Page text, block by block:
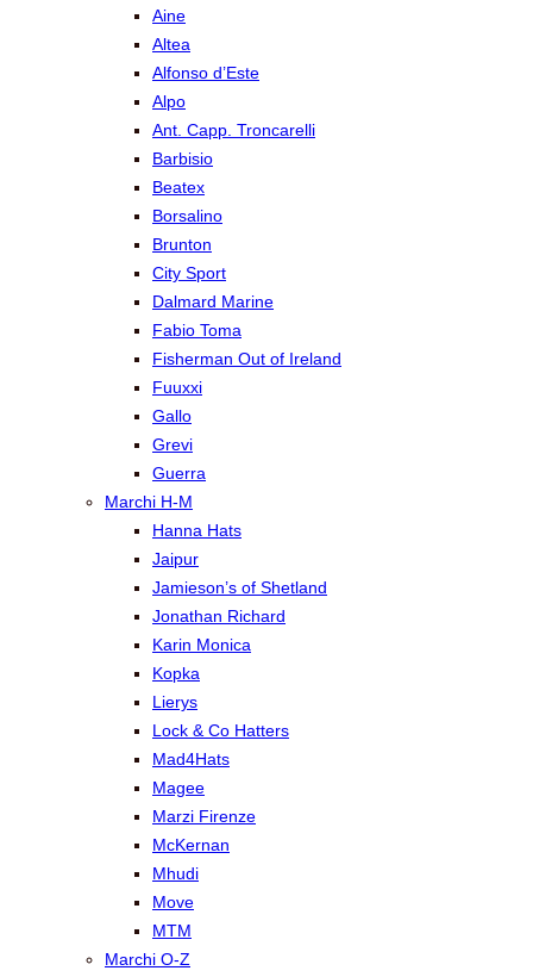
Aine
Altea
Alfonso d’Este
Alpo
Ant. Capp. Troncarelli
Barbisio
Beatex
Borsalino
Brunton
City Sport
Dalmard Marine
Fabio Toma
Fisherman Out of Ireland
Fuuxxi
Gallo
Grevi
Guerra
Marchi H-M
Hanna Hats
Jaipur
Jamieson’s of Shetland
Jonathan Richard
Karin Monica
Kopka
Lierys
Lock & Co Hatters
Mad4Hats
Magee
Marzi Firenze
McKernan
Mhudi
Move
MTM
Marchi O-Z